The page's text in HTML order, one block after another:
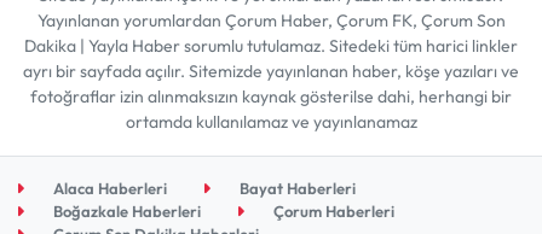
Yayınlanan yorumlardan Çorum Haber, Çorum FK, Çorum Son
Dakika | Yayla Haber sorumlu tutulamaz. Sitedeki tüm harici linkler
ayrı bir sayfada açılır. Sitemizde yayınlanan haber, köşe yazıları ve
fotoğraflar izin alınmaksızın kaynak gösterilse dahi, herhangi bir
ortamda kullanılamaz ve yayınlanamaz
Alaca Haberleri
Bayat Haberleri
Boğazkale Haberleri
Çorum Haberleri